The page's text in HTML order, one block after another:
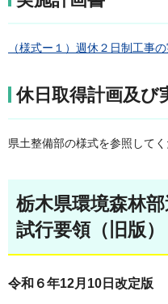
（様式ー１）週休２日制工事
休日取得計画及び
県土整備部の様式を参照して
栃木県環境森林
試行要領（旧版）
令和６年12月10日改定版